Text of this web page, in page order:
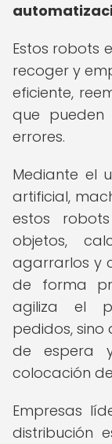
Estos robots
recoger y
eficiente,
que pueden
errores.
Mediante el
artificial,
estos
objetos,
agarrarlos y
de forma
agiliza el
pedidos,
de espera
colocación
Empresas
distribución